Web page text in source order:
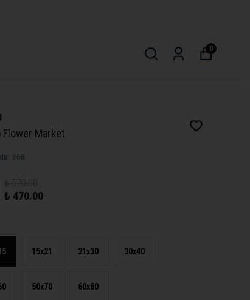
0
Flower Market
: 368
₺ 470.00
15x21 21x30 30x40
50x70 60x80